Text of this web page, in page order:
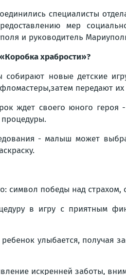
специалисты
мер
и руководитель
храбрости»?
собирают новые детские
передают
ждет своего юного героя
- малыш может
символ победы над
в игру с приятным
улыбается, получая
искренней заботы,